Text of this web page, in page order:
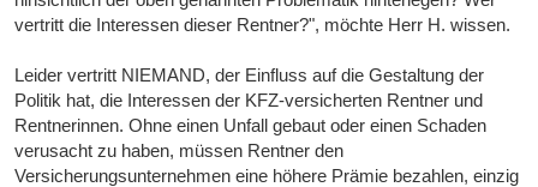
vertritt die Interessen dieser Rentner?", möchte Herr H. wissen.
Leider vertritt NIEMAND, der Einfluss auf die Gestaltung der
Politik hat, die Interessen der KFZ-versicherten Rentner und
Rentnerinnen. Ohne einen Unfall gebaut oder einen Schaden
verusacht zu haben, müssen Rentner den
Versicherungsunternehmen eine höhere Prämie bezahlen, einzig